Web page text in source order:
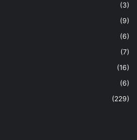
(3)
(9)
(6)
(7)
(16)
(6)
(229)